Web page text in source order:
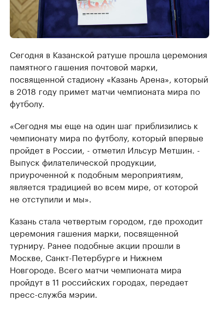
Сегодня в Казанской ратуше прошла церемония
памятного гашения почтовой марки,
посвященной стадиону «Казань Арена», который
в 2018 году примет матчи чемпионата мира по
футболу.
«Сегодня мы еще на один шаг приблизились к
чемпионату мира по футболу, который впервые
пройдет в России, - отметил Ильсур Метшин. -
Выпуск филателической продукции,
приуроченной к подобным мероприятиям,
является традицией во всем мире, от которой
не отступили и мы».
Казань стала четвертым городом, где проходит
церемония гашения марки, посвященной
турниру. Ранее подобные акции прошли в
Москве, Санкт-Петербурге и Нижнем
Новгороде. Всего матчи чемпионата мира
пройдут в 11 российских городах, передает
пресс-служба мэрии.